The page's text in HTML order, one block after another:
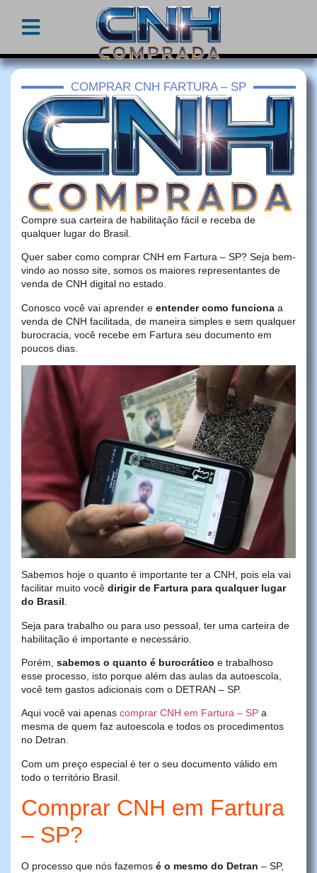
COMPRAR CNH FARTURA – SP
Compre sua carteira de habilitação fácil e receba de
qualquer lugar do Brasil.
Quer saber como comprar CNH em Fartura – SP? Seja bem-
vindo ao nosso site, somos os maiores representantes de
venda de CNH digital no estado.
Conosco você vai aprender e entender como funciona a
venda de CNH facilitada, de maneira simples e sem qualquer
burocracia, você recebe em Fartura seu documento em
poucos dias.
Sabemos hoje o quanto é importante ter a CNH, pois ela vai
facilitar muito você dirigir de Fartura para qualquer lugar
do Brasil.
Seja para trabalho ou para uso pessoal, ter uma carteira de
habilitação é importante e necessário.
Porém, sabemos o quanto é burocrático e trabalhoso
esse processo, isto porque além das aulas da autoescola,
você tem gastos adicionais com o DETRAN – SP.
Aqui você vai apenas comprar CNH em Fartura – SP a
mesma de quem faz autoescola e todos os procedimentos
no Detran.
Com um preço especial é ter o seu documento válido em
todo o território Brasil.
Comprar CNH em Fartura
– SP?
O processo que nós fazemos é o mesmo do Detran – SP,